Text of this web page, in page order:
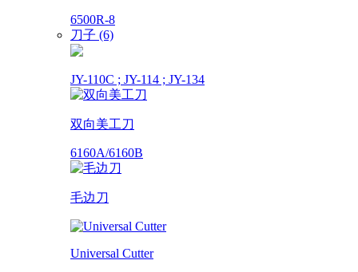
6500R-8
刀子 (6)
JY-110C ; JY-114 ; JY-134
双向美工刀
6160A/6160B
毛边刀
Universal Cutter